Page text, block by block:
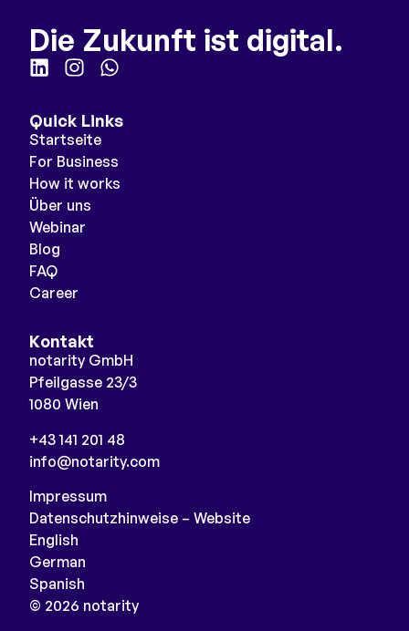
Die Zukunft ist digital.
Quick Links
Startseite
For Business
How it works
Über uns
Webinar
Blog
FAQ
Career
Kontakt
notarity GmbH
Pfeilgasse 23/3
1080 Wien
+43 141 201 48
info@notarity.com
© 2026 notarity
Impressum
Datenschutzhinweise – Website
English
German
Spanish